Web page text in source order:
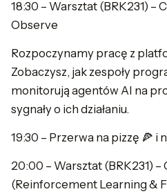
18:30 – Warsztat (BRK231) –
Observe
Rozpoczynamy pracę z
Zobaczysz, jak zespoły
monitorują agentów AI na
sygnały o ich działaniu.
19:30 – Przerwa na pizzę 🍕 i
20:00 – Warsztat (BRK231) –
(Reinforcement Learning &